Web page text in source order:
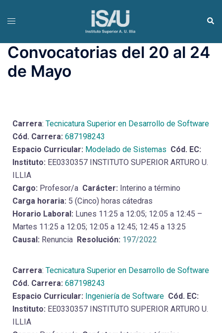
Convocatorias del 20 al 24
de Mayo
Carrera: Tecnicatura Superior en Desarrollo de Software
Cód. Carrera: 687198243
Espacio Curricular: Modelado de Sistemas Cód. EC:
Instituto: EE0330357 INSTITUTO SUPERIOR ARTURO U.
ILLIA
Cargo: Profesor/a Carácter: Interino a término
Carga horaria: 5 (Cinco) horas cátedras
Horario Laboral: Lunes 11:25 a 12:05; 12:05 a 12:45 –
Martes 11:25 a 12:05; 12:05 a 12:45; 12:45 a 13:25
Causal: Renuncia Resolución: 197/2022
Carrera: Tecnicatura Superior en Desarrollo de Software
Cód. Carrera: 687198243
Espacio Curricular: Ingeniería de Software Cód. EC:
Instituto: EE0330357 INSTITUTO SUPERIOR ARTURO U.
ILLIA